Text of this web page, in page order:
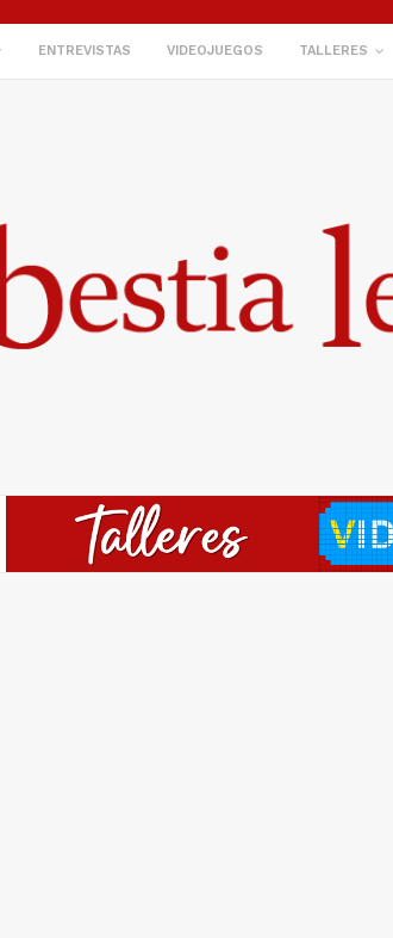
ENTREVISTAS VIDEOJUEGOS TALLERES